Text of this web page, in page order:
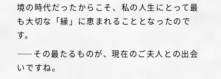
境の時代だったからこそ、私の人生にとって最
も大切な「縁」に恵まれることとなったので
す。
――その最たるものが、現在のご夫人との出会
いですね。